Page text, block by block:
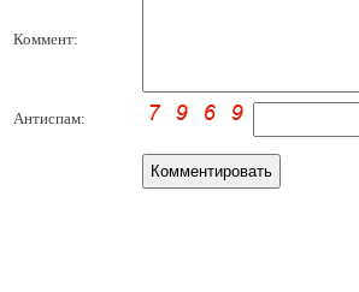
Коммент:
Антиспам: